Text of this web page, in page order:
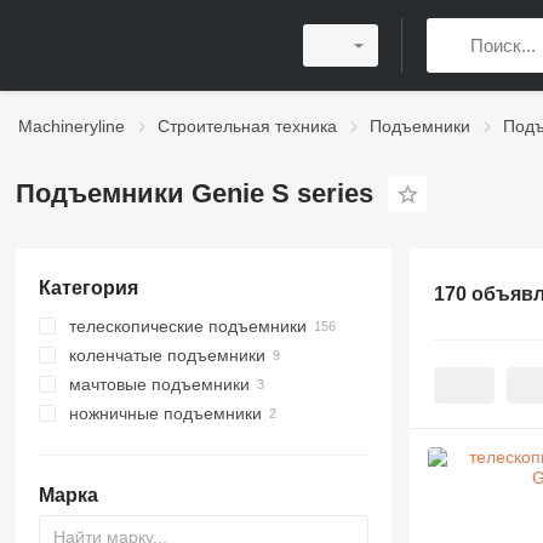
Machineryline Строительная техника Подъемники
Подъемники Genie S series
Категория
телескопические подъемники
коленчатые подъемники
мачтовые подъемники
ножничные подъемники
Марка
170